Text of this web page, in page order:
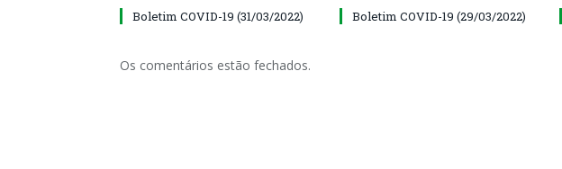
Boletim COVID-19 (31/03/2022) Boletim COVID-19 (29/03/2022)
Os comentários estão fechados.